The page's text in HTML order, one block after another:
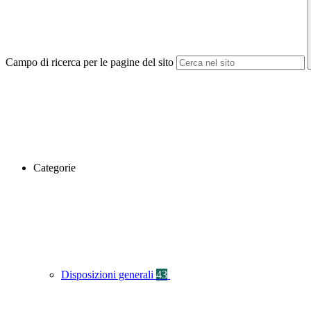
Campo di ricerca per le pagine del sito
Categorie
Disposizioni generali 43